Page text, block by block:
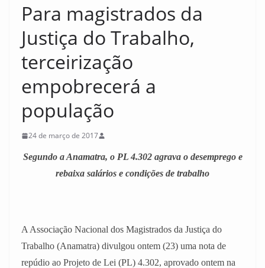
Para magistrados da
Justiça do Trabalho,
terceirização
empobrecerá a
população
24 de março de 2017
Segundo a Anamatra, o PL 4.302 agrava o desemprego e
rebaixa salários e condições de trabalho
A Associação Nacional dos Magistrados da Justiça do
Trabalho (Anamatra) divulgou ontem (23) uma nota de
repúdio ao Projeto de Lei (PL) 4.302, aprovado ontem na